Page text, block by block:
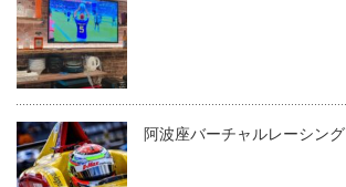
阿波座バーチャルレーシング